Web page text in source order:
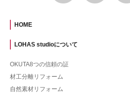
HOME
LOHAS studioについて
OKUTA8つの信頼の証
材工分離リフォーム
自然素材リフォーム